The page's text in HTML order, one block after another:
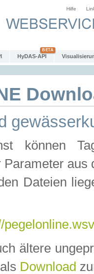
Hilfe
HyDAS-API
können
aus
Dateien
ältere
Download